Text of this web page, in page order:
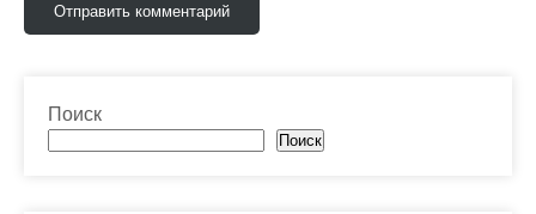
Поиск
Поиск